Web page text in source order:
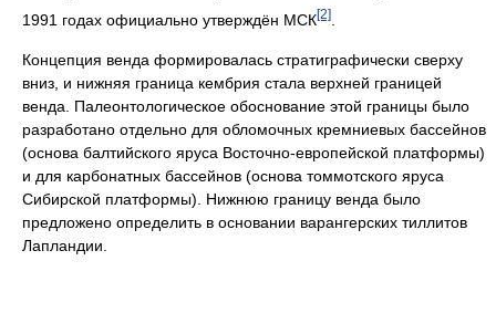
1991 годах официально утверждён МСК[2]
Концепция венда формировалась стратиграфически сверху
вниз, и нижняя граница кембрия стала верхней границей
венда. Палеонтологическое обоснование этой границы было
разработано отдельно для обломочных кремниевых бассейнов
(основа балтийского яруса Восточно-европейской платформы)
и для карбонатных бассейнов (основа томмотского яруса
Сибирской платформы). Нижнюю границу венда было
предложено определить в основании варангерских тиллитов
Лапландии.